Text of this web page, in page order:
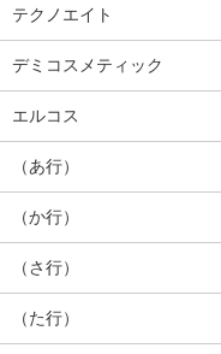
テクノエイト
デミコスメティック
エルコス
（あ行）
（か行）
（さ行）
（た行）